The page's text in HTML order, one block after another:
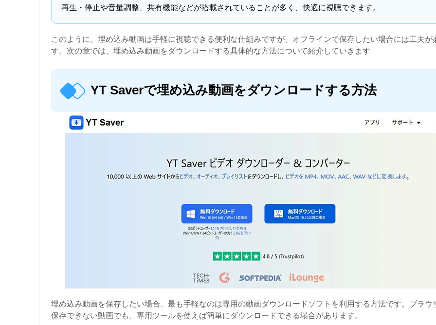
再生・停止や音量調整、共有機能などが搭載されていることが多く、快適に視聴できます。
このように、埋め込み動画は手軽に視聴できる便利な仕組みですが、オフラインで保存したい場合には工夫が
す。次の章では、埋め込み動画をダウンロードする具体的な方法について紹介していきます
YT Saverで埋め込み動画をダウンロードする方法
埋め込み動画を保存したい場合、最も手軽なのは専用の動画ダウンロードソフトを利用する方法です。ブラウ
保存できない動画でも、専用ツールを使えば簡単にダウンロードできる場合があります。